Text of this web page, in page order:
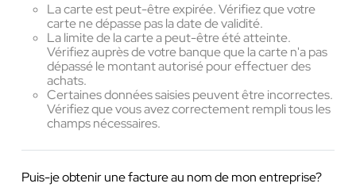
La carte est peut-être expirée. Vérifiez que votre
carte ne dépasse pas la date de validité.
La limite de la carte a peut-être été atteinte.
Vérifiez auprès de votre banque que la carte n'a pas
dépassé le montant autorisé pour effectuer des
achats.
Certaines données saisies peuvent être incorrectes.
Vérifiez que vous avez correctement rempli tous les
champs nécessaires.
Puis-je obtenir une facture au nom de mon entreprise?